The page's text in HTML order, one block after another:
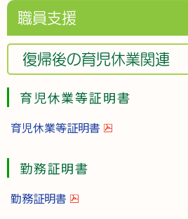
職員支援
復帰後の育児休業関連
育児休業等証明書
育児休業等証明書
勤務証明書
勤務証明書